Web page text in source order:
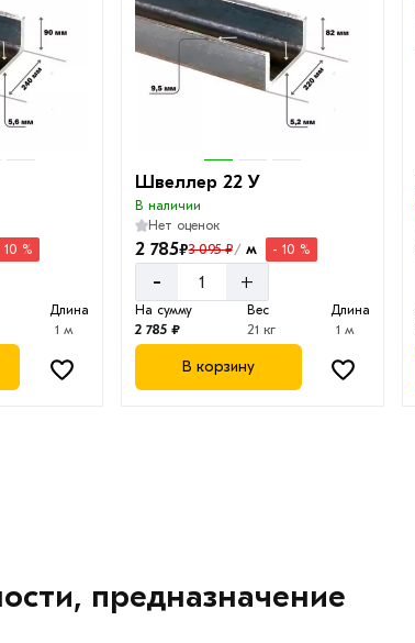
10 %
Длина
1 м
Швеллер 22 У
В наличии
Нет оценок
2 785₽3 095 ₽/м - 10 %
- +
На сумму
2 785 ₽
Вес
21 кг
Длина
1 м
В корзину
предназначение